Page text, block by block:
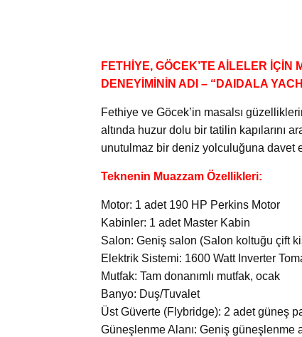
FETHİYE, GÖCEK’TE AİLELER
DENEYİMİNİN ADI – “DAIDALA
Fethiye ve Göcek’in masalsı
altında huzur dolu bir tatilin kapılarını
unutulmaz bir deniz yolculuğuna davet
Teknenin Muazzam Özellikleri:
Motor: 1 adet 190 HP Perkins Motor
Kabinler: 1 adet Master Kabin
Salon: Geniş salon (Salon koltuğu çift
Elektrik Sistemi: 1600 Watt Inverter
Mutfak: Tam donanımlı mutfak, ocak
Banyo: Duş/Tuvalet
Üst Güverte (Flybridge): 2 adet güneş
Güneşlenme Alanı: Geniş güneşlenme